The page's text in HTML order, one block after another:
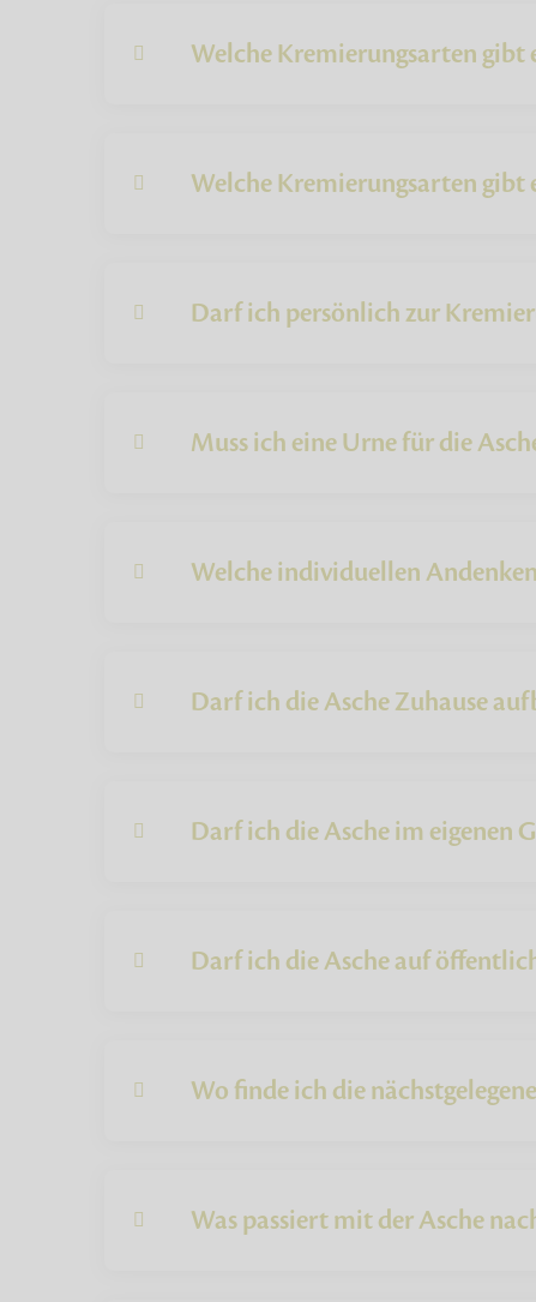
Welche Kremierungsarten gibt
Welche Kremierungsarten gibt
Darf ich persönlich zur
Muss ich eine Urne für die
Welche individuellen
Darf ich die Asche Zuhause
Darf ich die Asche im eigenen
Darf ich die Asche auf
Wo finde ich die
Was passiert mit der Asche